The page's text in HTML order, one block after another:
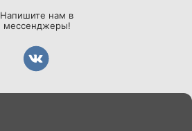
Напишите нам в
мессенджеры!